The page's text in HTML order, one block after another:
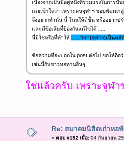
เนื่องจากเป็นมือคู่หนึ่งที่ร่วมแรงในการปั้
เลยเข้าใจว่า เพราะคนจุฬาฯ ชอบพัฒนา
จึงอยากทำนั่น นี่ โน่นให้ดีขึ้น หรืออยากป
และมีข้อเสียที่ป้องกันแก้ไขได้ .....
นี่มิใช่หรือที่ทำให้ ......"เรา(จุฬาฯ)เป็นห
ข้อความที่จะบอกใน post ต่อไป ขอให้ถือ
เช่นนี้กับชาวหอท่านอื่นๆ
ใช่แล้วครับ เพราะจุฬา
Re: สมาคมนิสิตเก่าหอ
« ตอบ #152 เมื่อ:04 กันยายน